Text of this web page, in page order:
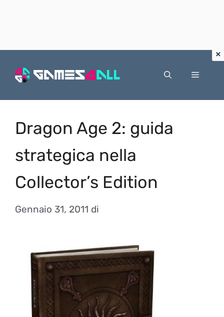
Menu
Dragon Age 2: guida
strategica nella
Collector’s Edition
Gennaio 31, 2011 di